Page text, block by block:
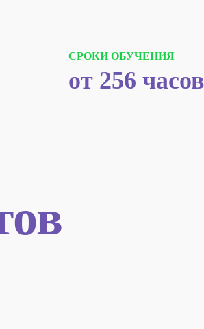
СРОКИ ОБУЧЕНИЯ
от 256 часов